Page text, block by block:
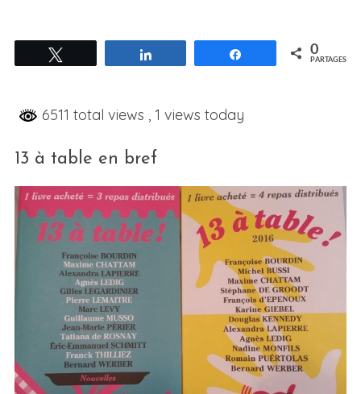
Partagez 0
PARTAGES
6511 total views , 1 views today
13 à table en bref